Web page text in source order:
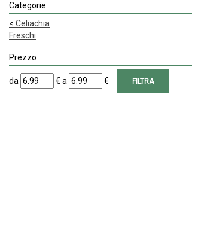
Categorie
< Celiachia
Freschi
Prezzo
filtra
da
da €
filtra
a
a €